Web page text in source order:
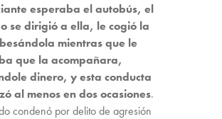
esperaba el autobús, el
se dirigió a ella, le cogió la
mientras que le
que la acompañara,
dinero, y esta conducta
al menos en dos ocasiones.
condenó por delito de agresión